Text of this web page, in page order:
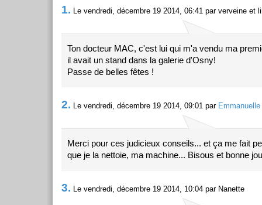
1. Le vendredi, décembre 19 2014, 06:41 par verveine et
Ton docteur MAC, c'est lui qui m'a vendu ma
il avait un stand dans la galerie d'Osny!
Passe de belles fêtes !
2. Le vendredi, décembre 19 2014, 09:01 par Emmanuelle
Merci pour ces judicieux conseils... et ça me fait
que je la nettoie, ma machine... Bisous et bonne
3. Le vendredi, décembre 19 2014, 10:04 par Nanette